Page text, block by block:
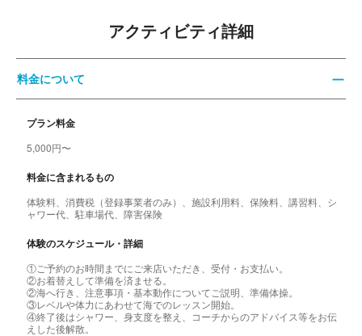
アクティビティ詳細
料金について
プラン料金
5,000円〜
料金に含まれるもの
体験料、消費税（登録事業者のみ）、施設利用料、保険料、講習料、シ
ャワー代、駐車場代、障害保険
体験のスケジュール・詳細
①ご予約のお時間までにご来店いただき、受付・お支払い。
②お着替えして準備を済ませる。
②海へ行き、注意事項・基本動作についてご説明、準備体操。
③レベルや体力にあわせて海でのレッスン開始。
④終了後はシャワー、身支度を整え、コーチからのアドバイス等をお伝
えした後解散。